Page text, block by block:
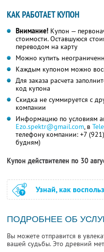
КАК РАБОТАЕТ КУПОН
Внимание! Купон —
стоимости. Оставшуюся
переводом на карту
Можно купить
Каждым купоном можно
Для заказа расчета
код купона
Скидка не суммируется с
компании
Информацию по условиям
Ezo.spektr@gmail.com, в
телефону компании: +7
будням)
Купон действителен по 30
Узнай, как
ПОДРОБНЕЕ ОБ
Вы можете отправится в
вашей судьбы. Это древний